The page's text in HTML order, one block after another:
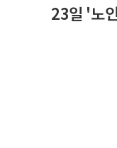
23일 '노